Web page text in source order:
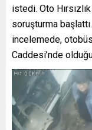
istedi. Oto
soruşturma
incelemede,
Caddesi’nde